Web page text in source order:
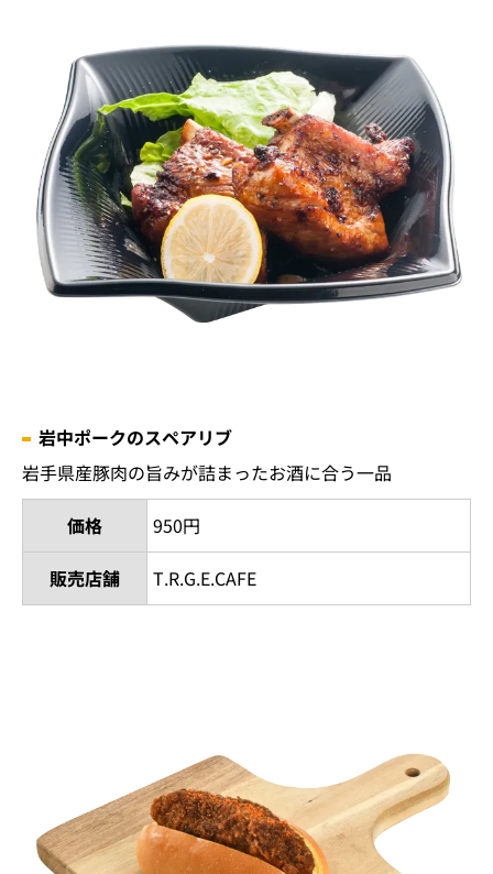
岩中ポークのスペアリブ
岩手県産豚肉の旨みが詰まったお酒に合う一品
価格
950円
販売店舗
T.R.G.E.CAFE